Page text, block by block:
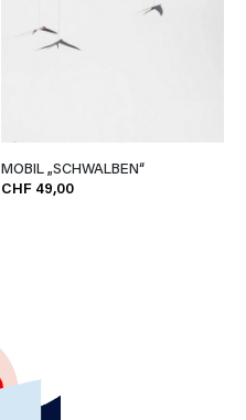
MOBIL „SCHWALBEN“
CHF 49,00